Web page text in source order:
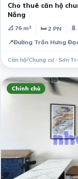
Cho thuê căn hộ
Nẵng
📐 76 m² 🛏 2 PN
📍Đường Trần Hưng
Căn hộ/Chung cư · Sơn
Chính chủ